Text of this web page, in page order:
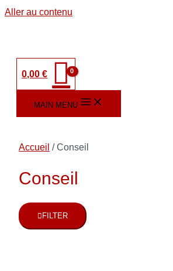
Aller au contenu
0,00€
MAIN MENU
Accueil / Conseil
Conseil
FILTER